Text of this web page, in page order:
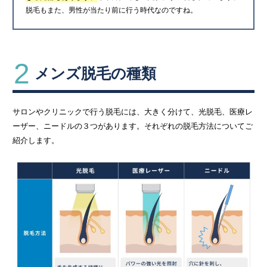
脱毛もまた、男性が当たり前に行う時代なのですね。
2 メンズ脱毛の種類
サロンやクリニックで行う脱毛には、大きく分けて、光脱毛、医療レ
ーザー、ニードルの３つがあります。それぞれの脱毛方法についてご
紹介します。